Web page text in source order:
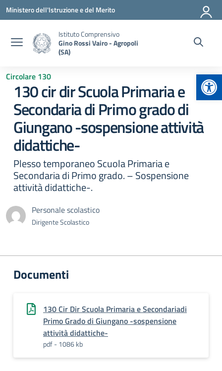
Vai ai contenuti
Vai al menu di navigazione
Vai al footer
Ministero dell'Istruzione e del Merito
Istituto Comprensivo
Gino Rossi Vairo - Agropoli
(SA)
Circolare 130
130 cir dir Scuola Primaria e
Secondaria di Primo grado di
Giungano -sospensione attività
didattiche-
Plesso temporaneo Scuola Primaria e
Secondaria di Primo grado. – Sospensione
attività didattiche-.
Personale scolastico
Dirigente Scolastico
Documenti
130 Cir Dir Scuola Primaria e Secondariadi
Primo Grado di Giungano -sospensione
attività didattiche-
pdf - 1086 kb